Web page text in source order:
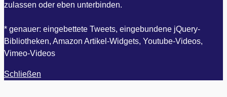
zulassen oder eben unterbinden.
* genauer: eingebettete Tweets, eingebundene jQuery-
Bibliotheken, Amazon Artikel-Widgets, Youtube-Videos,
Vimeo-Videos
Schließen